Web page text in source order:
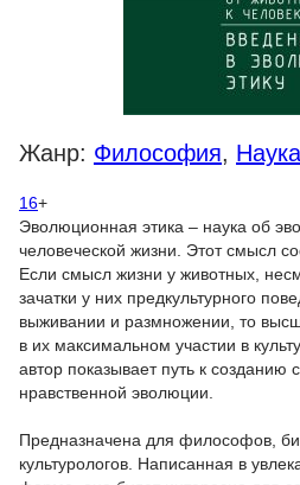
Жанр: Философия,
16+
Эволюционная этика – наука об
человеческой жизни. Этот смысл
Если смысл жизни у животных,
зачатки у них предкультурного
выживании и размножении, то
в их максимальном участии в
автор показывает путь к созданию
нравственной эволюции.
Предназначена для философов,
культурологов. Написанная в